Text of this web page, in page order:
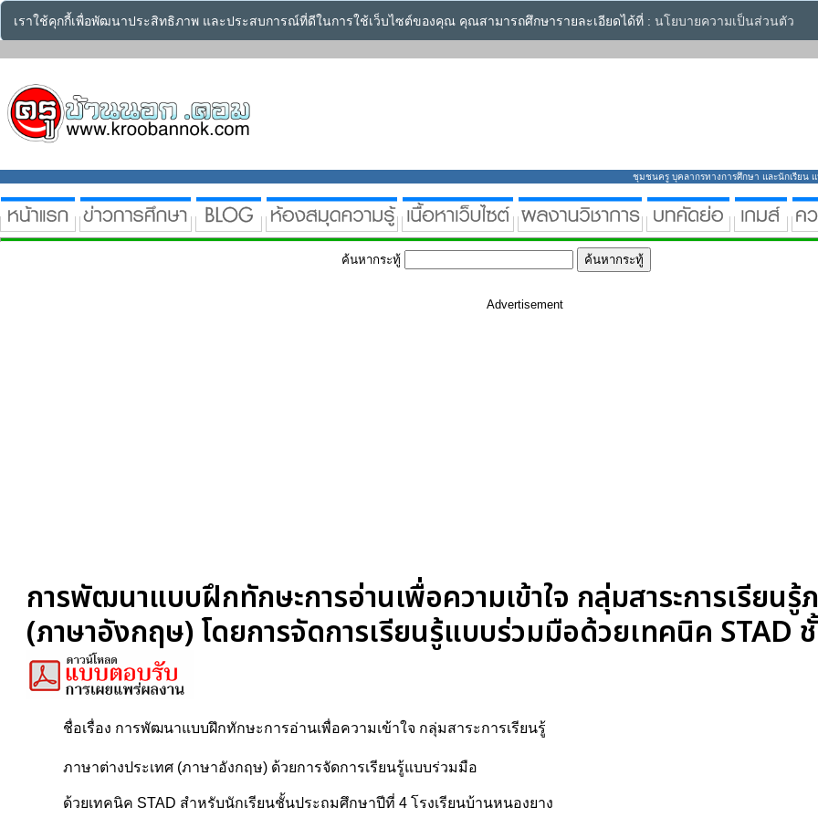
เราใช้คุกกี้เพื่อพัฒนาประสิทธิภาพ และประสบการณ์ที่ดีในการใช้เว็บไซต์ของคุณ คุณสามารถศึกษารายละเอียดได้ที่ : นโยบายความเป็นส่วนตัว
ชุมชนครู บุคลากรทางการศึกษา และนักเรียน
ค้นหากระทู้
Advertisement
การพัฒนาแบบฝึกทักษะการอ่านเพื่อความเข้าใจ กลุ่มสาระการเรียนรู้
(ภาษาอังกฤษ) โดยการจัดการเรียนรู้แบบร่วมมือด้วยเทคนิค STAD
ชื่อเรื่อง การพัฒนาแบบฝึกทักษะการอ่านเพื่อความเข้าใจ กลุ่มสาระการเรียนรู้
ภาษาต่างประเทศ (ภาษาอังกฤษ) ด้วยการจัดการเรียนรู้แบบร่วมมือ
ด้วยเทคนิค STAD สำหรับนักเรียนชั้นประถมศึกษาปีที่ 4 โรงเรียนบ้านหนองยาง